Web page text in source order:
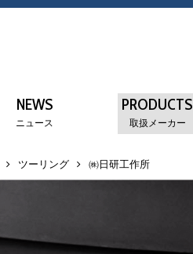
NEWS
ニュース
PRODUCTS
取扱メーカー
ツーリング ㈱日研工作所